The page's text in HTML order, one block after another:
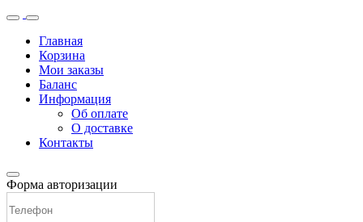
Главная
Корзина
Мои заказы
Баланс
Информация
Об оплате
О доставке
Контакты
Форма авторизации